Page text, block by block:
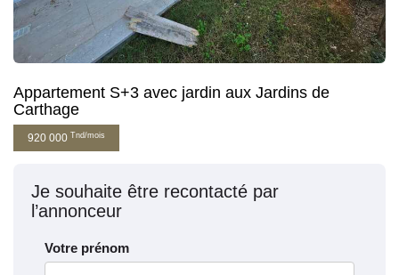
Appartement S+3 avec jardin aux Jardins de
Carthage
920 000 Tnd/mois
Je souhaite être recontacté par
l’annonceur
Votre prénom